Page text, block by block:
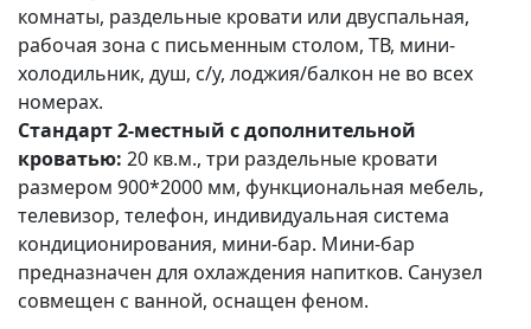
комнаты, раздельные кровати или двуспальная,
рабочая зона с письменным столом, ТВ, мини-
холодильник, душ, с/у, лоджия/балкон не во всех
номерах.
Стандарт 2-местный с дополнительной
кроватью: 20 кв.м., три раздельные кровати
размером 900*2000 мм, функциональная мебель,
телевизор, телефон, индивидуальная система
кондиционирования, мини-бар. Мини-бар
предназначен для охлаждения напитков. Санузел
совмещен с ванной, оснащен феном.